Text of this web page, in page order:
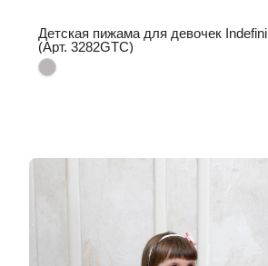
Детская пижама для девочек Indefini
(Арт. 3282GTC)